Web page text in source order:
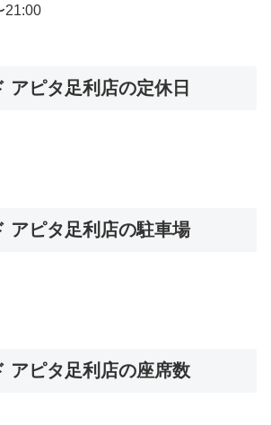
21:00
アピタ足利店の定休日
アピタ足利店の駐車場
アピタ足利店の座席数